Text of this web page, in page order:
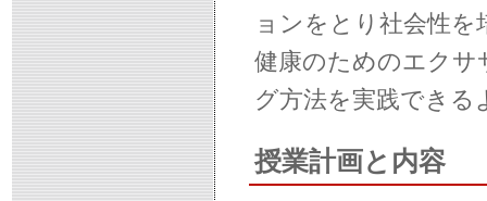
ョンをとり社会性を
健康のためのエクサ
グ方法を実践できる
授業計画と内容